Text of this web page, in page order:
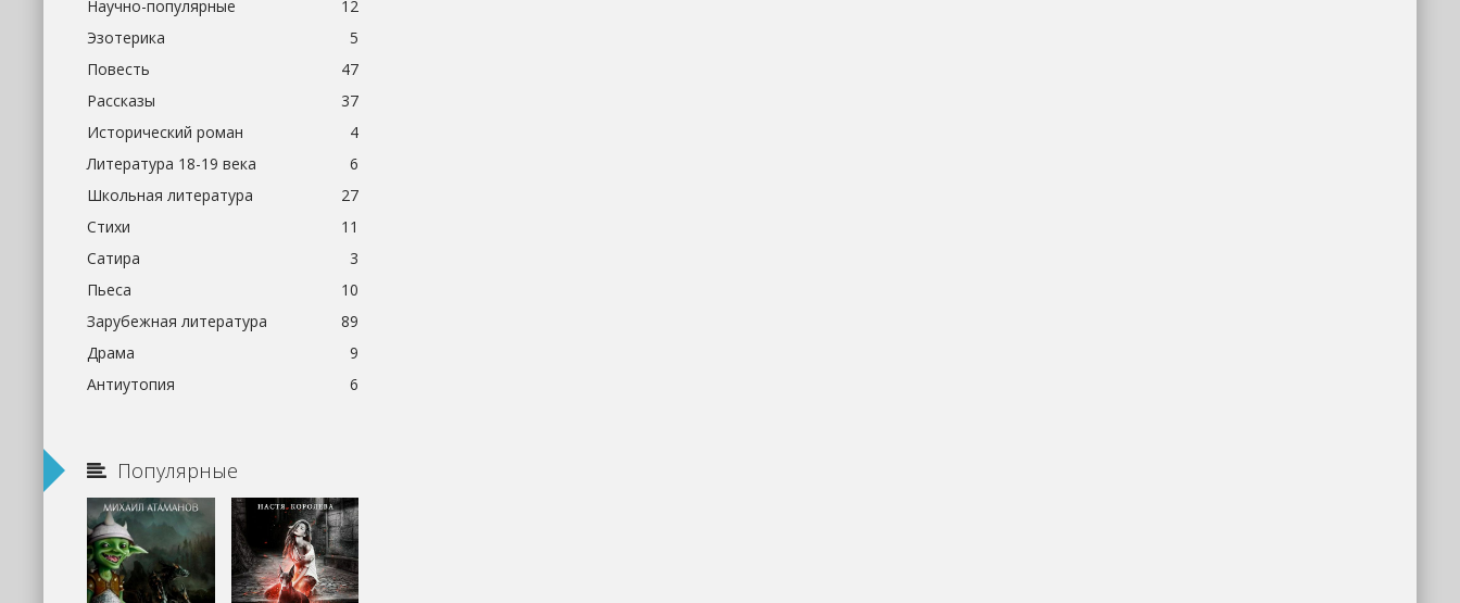
Научно-популярные
12
Эзотерика
5
Повесть
47
Рассказы
37
Исторический роман
4
Литература 18-19 века
6
Школьная литература
27
Стихи
11
Сатира
3
Пьеса
10
Зарубежная литература
89
Драма
9
Антиутопия
6
Популярные